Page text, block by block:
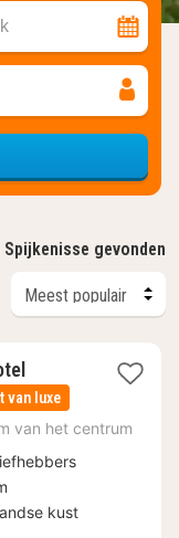
gevonden
1
nacht
vanaf
€
van luxe
van het centrum
kust